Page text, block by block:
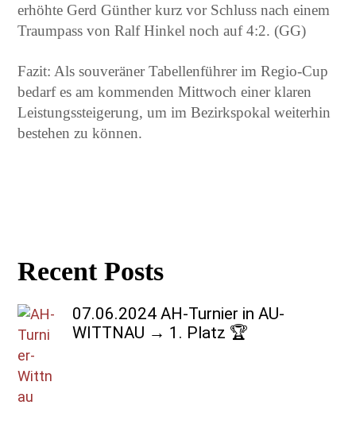
erhöhte Gerd Günther kurz vor Schluss nach einem
Traumpass von Ralf Hinkel noch auf 4:2. (GG)
Fazit: Als souveräner Tabellenführer im Regio-Cup
bedarf es am kommenden Mittwoch einer klaren
Leistungssteigerung, um im Bezirkspokal weiterhin
bestehen zu können.
Recent Posts
07.06.2024 AH-Turnier in AU-
WITTNAU → 1. Platz 🏆